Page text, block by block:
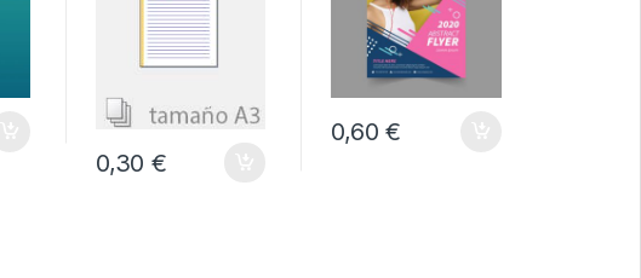
0,30 €
0,60 €